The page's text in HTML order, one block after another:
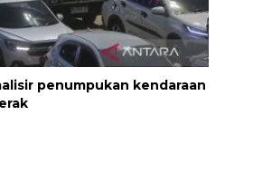
penumpukan kendaraan